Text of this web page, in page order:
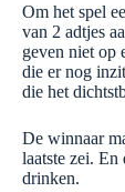
Om het spel
van 2 adtjes
geven niet op
die er nog
die het
De winnaar
laatste zei. En
drinken.